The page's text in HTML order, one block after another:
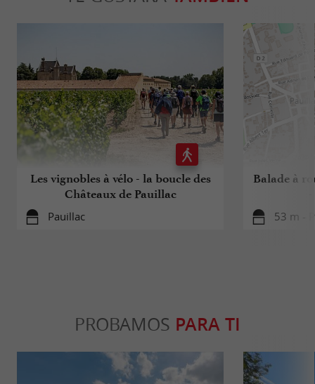
Les vignobles à vélo - la boucle des
Châteaux de Pauillac
Pauillac
Balade à
53 m -
PROBAMOS PARA TI